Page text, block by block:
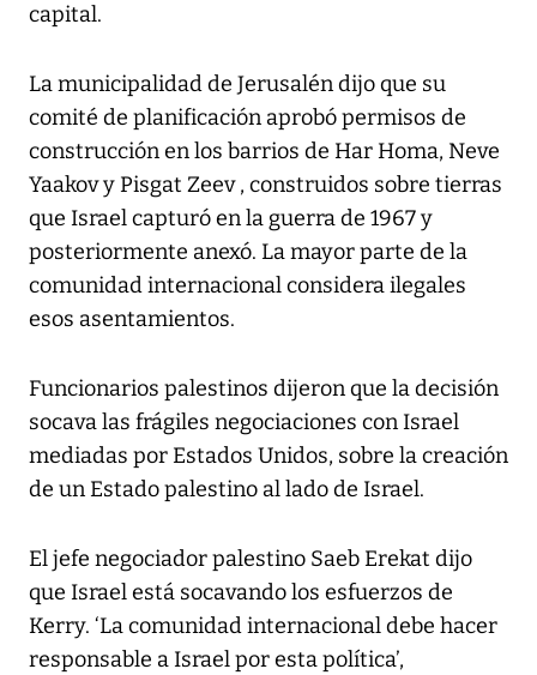
capital.
La municipalidad de Jerusalén dijo que su
comité de planificación aprobó permisos de
construcción en los barrios de Har Homa, Neve
Yaakov y Pisgat Zeev , construidos sobre tierras
que Israel capturó en la guerra de 1967 y
posteriormente anexó. La mayor parte de la
comunidad internacional considera ilegales
esos asentamientos.
Funcionarios palestinos dijeron que la decisión
socava las frágiles negociaciones con Israel
mediadas por Estados Unidos, sobre la creación
de un Estado palestino al lado de Israel.
El jefe negociador palestino Saeb Erekat dijo
que Israel está socavando los esfuerzos de
Kerry. ‘La comunidad internacional debe hacer
responsable a Israel por esta política’,